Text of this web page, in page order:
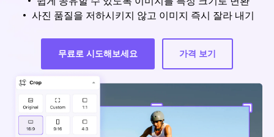
유니컨버터-맥 버전
음성/동영상을 텍스트로 빠르고 정
동영상 변환
업그레이드된 뛰어난 지능형 변환
Hot
AI 기능
오디오 변환
New
온라인 영상 편집기
동영상 변환
DVD / CD 사용자
DVD 변환
도움
가이드
Wondershare UniConverter를 어떻게 사용하나요?
온라인으로 시작하기
• 사진 품질을 저하시키지 않고 이미지 즉시 잘라 내기
무료로 시도해보세요 가격 보기